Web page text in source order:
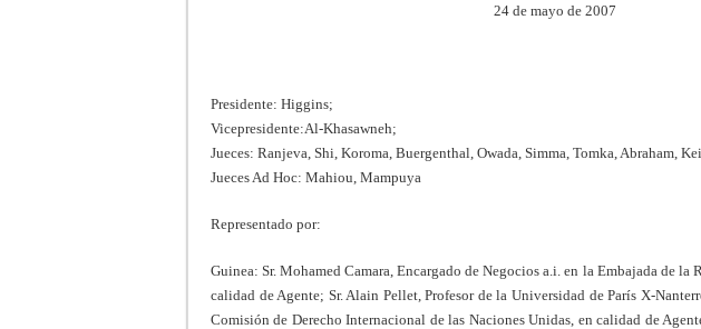
24 de mayo de 2007
Presidente: Higgins;
Vicepresidente:Al-Khasawneh;
Jueces: Ranjeva, Shi, Koroma, Buergenthal, Owada, Simma, Tomka, Abraham,
Jueces Ad Hoc: Mahiou, Mampuya
Representado por:
Guinea: Sr. Mohamed Camara, Encargado de Negocios a.i. en la Embajada de la
calidad de Agente; Sr. Alain Pellet, Profesor de la Universidad de París X-
Comisión de Derecho Internacional de las Naciones Unidas, en calidad de